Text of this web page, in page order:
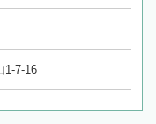
1-7-16